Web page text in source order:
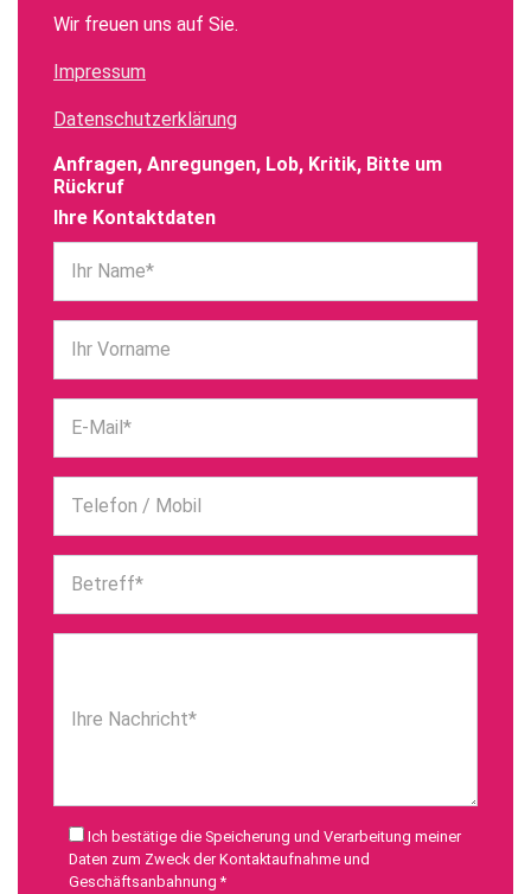
Wir freuen uns auf Sie.
Impressum
Datenschutzerklärung
Anfragen, Anregungen, Lob, Kritik, Bitte um
Rückruf
Ihre Kontaktdaten
Ihr Name*
Ihr Vorname
E-Mail*
Telefon / Mobil
Betreff*
Ihre Nachricht*
Ich bestätige die Speicherung und Verarbeitung meiner
Daten zum Zweck der Kontaktaufnahme und
Geschäftsanbahnung *